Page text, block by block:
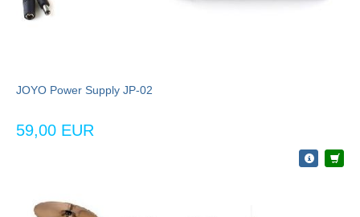
JOYO Power Supply JP-02
59,00 EUR